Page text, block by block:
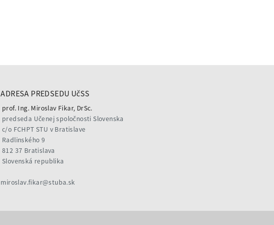
ADRESA PREDSEDU UčSS
prof. Ing. Miroslav Fikar, DrSc.
predseda Učenej spoločnosti Slovenska
c/o FCHPT STU v Bratislave
Radlinského 9
812 37 Bratislava
Slovenská republika
miroslav.fikar@stuba.sk